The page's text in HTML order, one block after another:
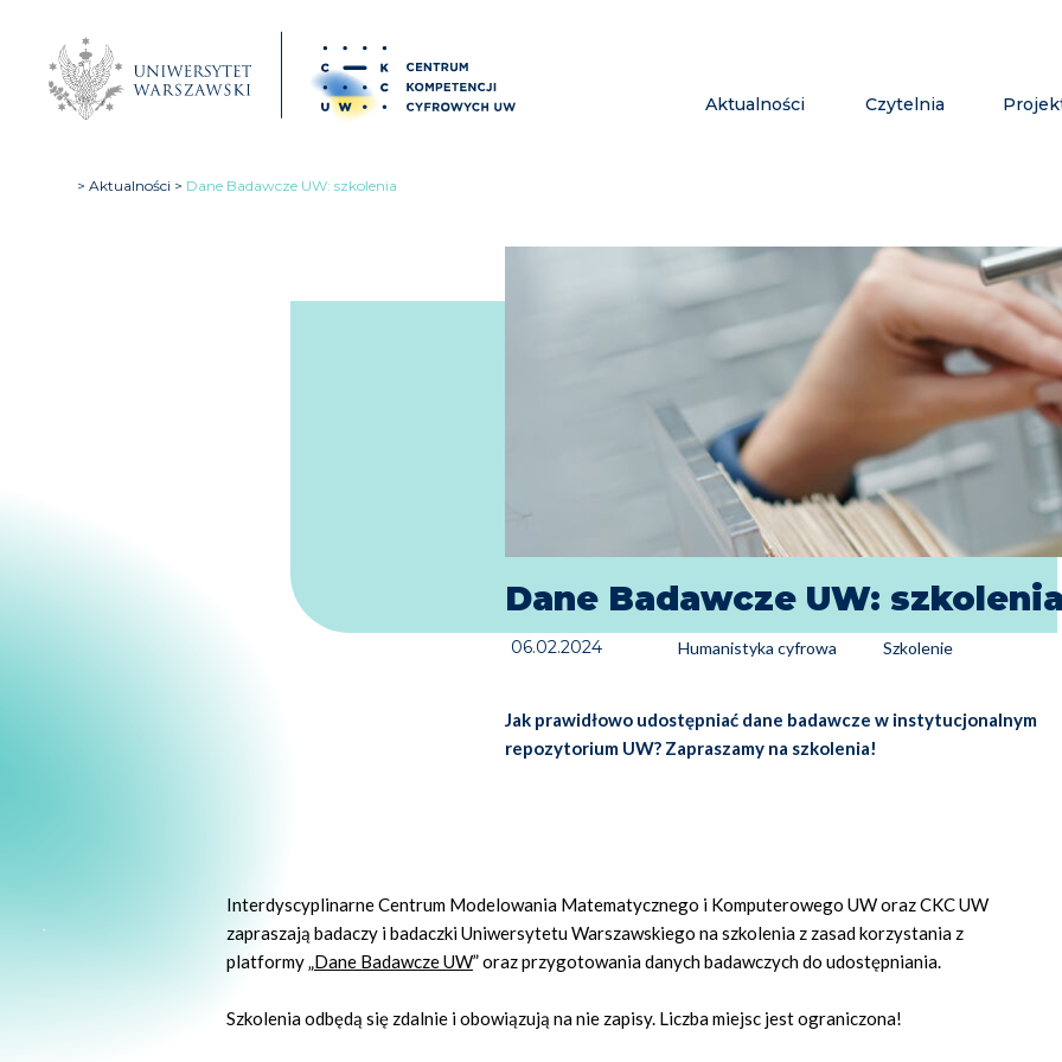
Aktualności Czytelnia
Aktualności Dane Badawcze UW: szkolenia
Dane Badawcze UW:
06.02.2024 Humanistyka cyfrowa Szkolenie
Jak prawidłowo udostępniać dane badawcze w instytucjonalnym
repozytorium UW? Zapraszamy na szkolenia!
Interdyscyplinarne Centrum Modelowania Matematycznego i Komputerowego UW oraz CKC UW
zapraszają badaczy i badaczki Uniwersytetu Warszawskiego na szkolenia z zasad korzystania z
platformy „Dane Badawcze UW” oraz przygotowania danych badawczych do udostępniania.
Szkolenia odbędą się zdalnie i obowiązują na nie zapisy. Liczba miejsc jest ograniczona!